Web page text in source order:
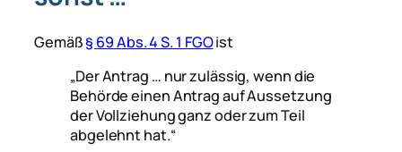
Gemäß§ 69 Abs. 4 S. 1 FGOist
„Der Antrag … nur zulässig, wenn die
Behörde einen Antrag auf Aussetzung
der Vollziehung ganz oder zum Teil
abgelehnt hat.“